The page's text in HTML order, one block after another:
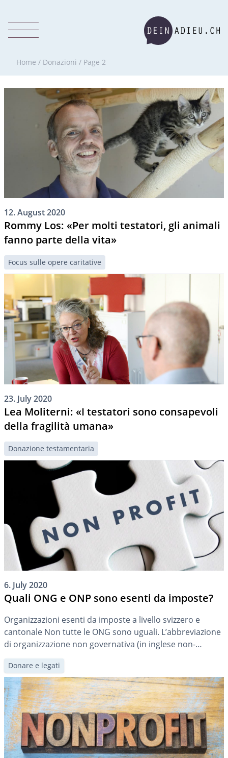
Home / Donazioni / Page 2
12. August 2020
Rommy Los: «Per molti testatori, gli animali
fanno parte della vita»
Focus sulle opere caritative
23. July 2020
Lea Moliterni: «I testatori sono consapevoli
della fragilità umana»
Donazione testamentaria
6. July 2020
Quali ONG e ONP sono esenti da imposte?
Organizzazioni esenti da imposte a livello svizzero e
cantonale Non tutte le ONG sono uguali. L’abbreviazione
di organizzazione non governativa (in inglese non-
governmental organization) è spesso semplicisticamente
equiparata a quella di organizzazione non profit. Faremo
un po’ più di chiarezza sulla terminologia in un altro
articolo. In linea di principio, la forma giuridica di una […]
Donare e legati